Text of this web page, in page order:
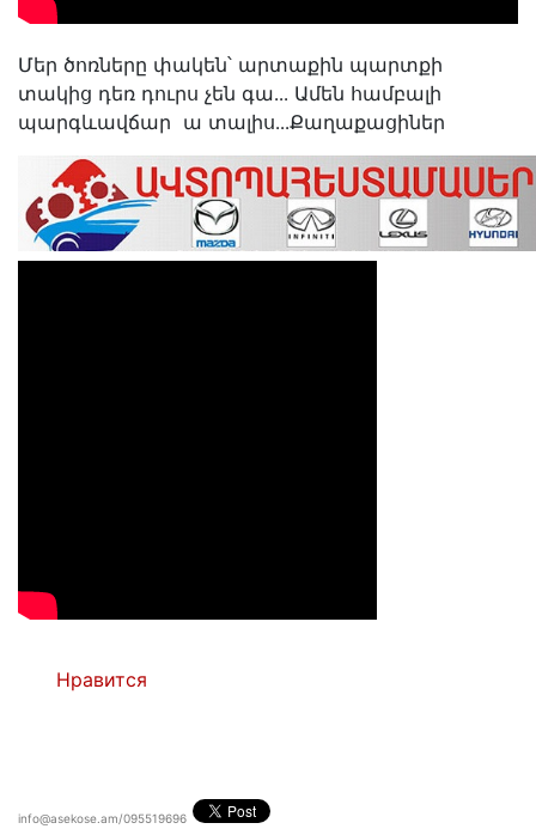
Մեր ծոռները փակեն՝ արտաքին պարտքի
տակից դեռ դուրս չեն գա․․․ Ամեն համբալի
պարգևավճար ա տալիս․․․Քաղաքացիներ
Нравится
info@asekose.am/095519696